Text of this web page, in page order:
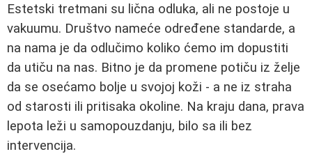
Estetski tretmani su lična odluka, ali ne postoje u
vakuumu. Društvo nameće određene standarde, a
na nama je da odlučimo koliko ćemo im dopustiti
da utiču na nas. Bitno je da promene potiču iz želje
da se osećamo bolje u svojoj koži - a ne iz straha
od starosti ili pritisaka okoline. Na kraju dana, prava
lepota leži u samopouzdanju, bilo sa ili bez
intervencija.